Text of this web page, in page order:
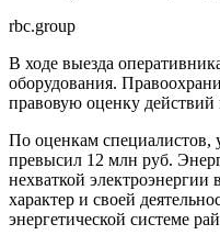
rbc.group
В ходе выезда
оборудования.
правовую оценку действий
По оценкам специалистов,
превысил 12 млн руб.
нехваткой
характер и своей
энергетической системе